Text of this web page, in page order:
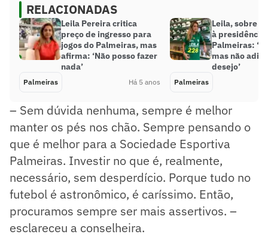
RELACIONADAS
Leila Pereira critica
preço de ingresso para
jogos do Palmeiras, mas
afirma: ‘Não posso fazer
nada’
Palmeiras Há 5 anos
Leila, sobre
à presidência
Palmeiras:
mas não
desejo’
Palmeiras
– Sem dúvida nenhuma, sempre é melhor
manter os pés nos chão. Sempre pensando o
que é melhor para a Sociedade Esportiva
Palmeiras. Investir no que é, realmente,
necessário, sem desperdício. Porque tudo no
futebol é astronômico, é caríssimo. Então,
procuramos sempre ser mais assertivos. –
esclareceu a conselheira.